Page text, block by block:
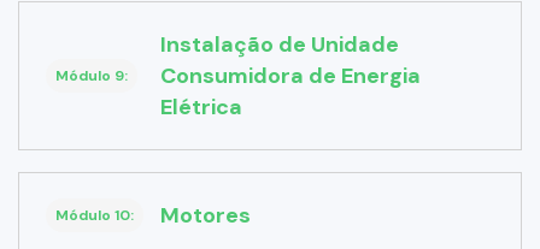
Módulo 9:
Instalação de Unidade
Consumidora de Energia
Elétrica
Módulo 10: Motores